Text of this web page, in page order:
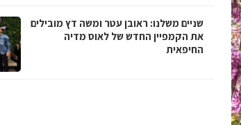
שניים משלנו: ראובן עטר ומשה דץ מובילים
את הקמפיין החדש של לאוס מדיה
החיפאית